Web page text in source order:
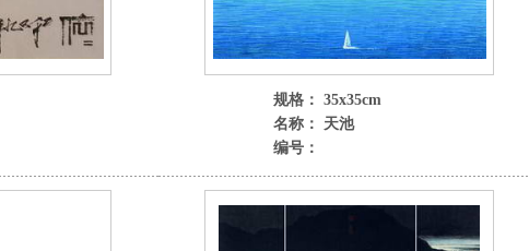
规格： 35x35cm
名称： 天池
编号：